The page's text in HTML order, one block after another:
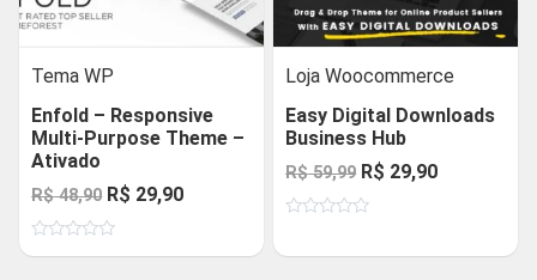
Tema WP
Enfold – Responsive
Multi-Purpose Theme –
Ativado
R$48,90 O
preço
original
R$ 29,90O
atual
Loja Woocommerce
Easy Digital Downloads
Business Hub
R$59,99 O
preço
R$ 29,90O
de